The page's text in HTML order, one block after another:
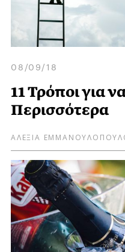
08/09/18
11 Τρόποι για
Περισσότερα
ΑΛΕΞΙΑ